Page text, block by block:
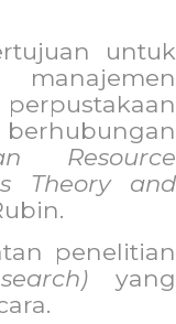
untuk
Resource
Theory and
penelitian
yang